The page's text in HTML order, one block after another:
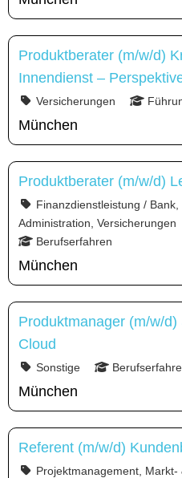
Produktberater (m/w/d)
Innendienst –
Versicherungen
München
Produktberater (m/w/d)
Finanzdienstleistung /
Administration, Versicherungen
Berufserfahren
München
Produktmanager (m/w/
Cloud
Sonstige
München
Referent (m/w/d)
Projektmanagement, Markt-